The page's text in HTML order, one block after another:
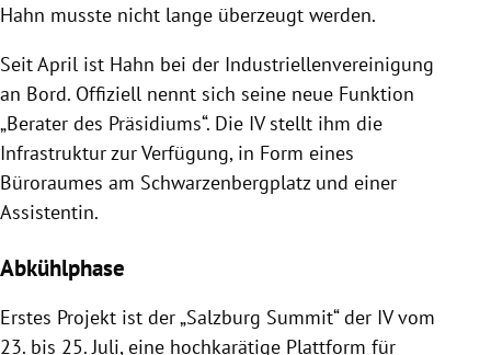
Hahn musste nicht lange überzeugt werden.
Seit April ist Hahn bei der Industriellenvereinigung
an Bord. Offiziell nennt sich seine neue Funktion
„Berater des Präsidiums“. Die IV stellt ihm die
Infrastruktur zur Verfügung, in Form eines
Büroraumes am Schwarzenbergplatz und einer
Assistentin.
Abkühlphase
Erstes Projekt ist der „Salzburg Summit“ der IV vom
23. bis 25. Juli, eine hochkarätige Plattform für